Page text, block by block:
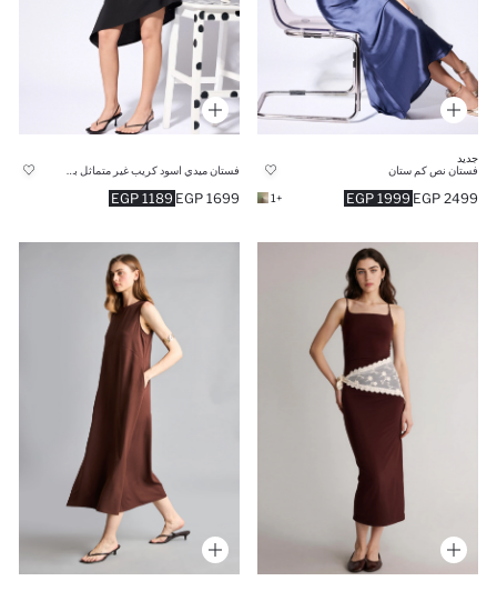
جديد
فستان نص كم ستان
1999 EGP 2499 EGP
+1
1189 EGP 1699 EGP